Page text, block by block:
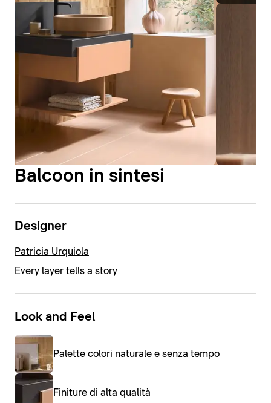
Balcoon in sintesi
Designer
Patricia Urquiola
Every layer tells a story
Look and Feel
Palette colori naturale e senza tempo
Finiture di alta qualità